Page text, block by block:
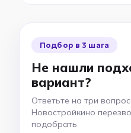
Подбор в 3 шага
Не нашли
вариант?
Ответьте на три
Новостройкино
подобрать